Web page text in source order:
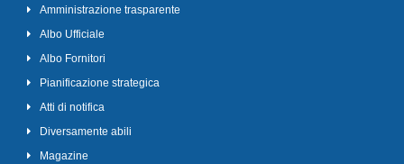
Amministrazione trasparente
Albo Ufficiale
Albo Fornitori
Pianificazione strategica
Atti di notifica
Diversamente abili
Magazine